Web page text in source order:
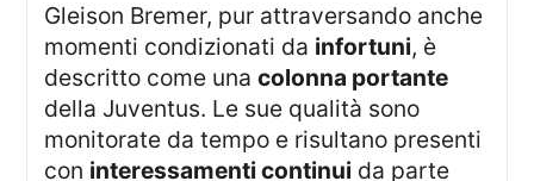
Gleison Bremer, pur attraversando anche
momenti condizionati da infortuni, è
descritto come unacolonna portante
della Juventus. Le sue qualità sono
monitorate da tempo e risultano presenti
con interessamenti continui da parte